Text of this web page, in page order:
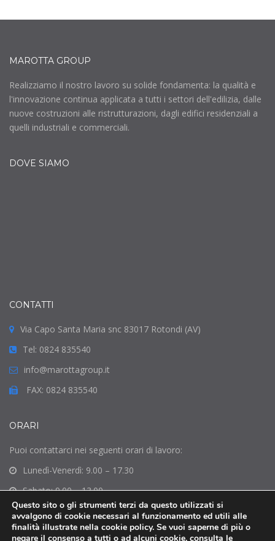
MAROTTA GROUP
Realizziamo il nostro lavoro su solide fondamenta: la qualità e
l'innovazione continua applicata a tutti i settori dell'edilizia, dalle
nuove costruzioni alle ristrutturazioni, dagli edifici residenziali a
quelli industriali e commerciali.
DOVE SIAMO
CONTATTI
Via Capo Santa Maria snc 83017 Rotondi (AV)
Tel: 0824 835540
info@marottagroup.it
FAX: 0824 835540
ORARI
Puoi contattarci nei seguenti orari di lavoro:
Lunedì-Venerdì: 9.00 – 17.30
Sabato: 9.00 – 13.00
Domenica: Chiuso
Questo sito o gli strumenti terzi da questo utilizzati si
avvalgono di cookie necessari al funzionamento ed utili alle
finalità illustrate nella cookie policy. Se vuoi saperne di più o
negare il consenso a tutti o ad alcuni cookie, consulta le